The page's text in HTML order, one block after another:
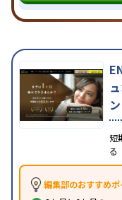
ン
短
る
編集部のおすすめポ